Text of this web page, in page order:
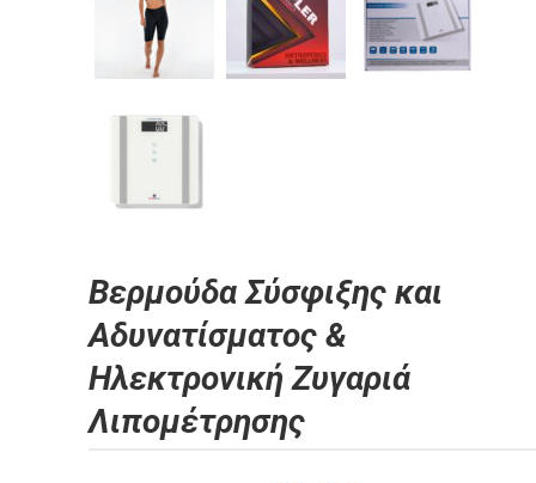
Βερμούδα Σύσφιξης και
Αδυνατίσματος &
Ηλεκτρονική Ζυγαριά
Λιπομέτρησης